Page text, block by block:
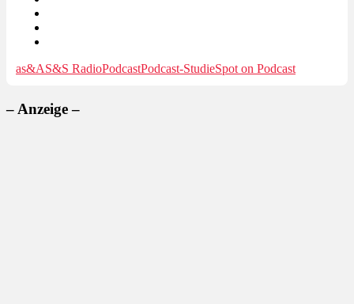
as&AS&S RadioPodcastPodcast-StudieSpot on Podcast
– Anzeige –